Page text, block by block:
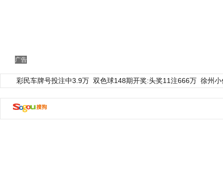
广告
彩民车牌号投注中3.9万 双色球148期开奖:头奖11注666万 徐州